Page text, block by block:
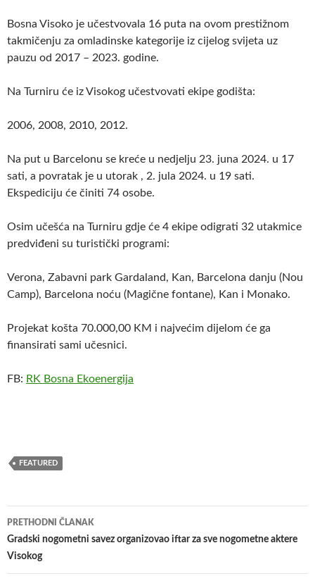
Bosna Visoko je učestvovala 16 puta na ovom prestižnom
takmičenju za omladinske kategorije iz cijelog svijeta uz
pauzu od 2017 – 2023. godine.
Na Turniru će iz Visokog učestvovati ekipe godišta:
2006, 2008, 2010, 2012.
Na put u Barcelonu se kreće u nedjelju 23. juna 2024. u 17
sati, a povratak je u utorak , 2. jula 2024. u 19 sati.
Ekspediciju će činiti 74 osobe.
Osim učešća na Turniru gdje će 4 ekipe odigrati 32 utakmice
predviđeni su turistički programi:
Verona, Zabavni park Gardaland, Kan, Barcelona danju (Nou
Camp), Barcelona noću (Magične fontane), Kan i Monako.
Projekat košta 70.000,00 KM i najvećim dijelom će ga
finansirati sami učesnici.
FB: RK Bosna Ekoenergija
FEATURED
Navigacija
članaka
PRETHODNI ČLANAK
Gradski nogometni savez organizovao iftar za sve nogometne aktere
Visokog